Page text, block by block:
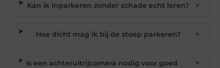
Kan ik inparkeren zonder schade echt leren? ▼
Hoe dicht mag ik bij de stoep parkeren? ▼
Is een achteruitrijcamera nodig voor goed
▼